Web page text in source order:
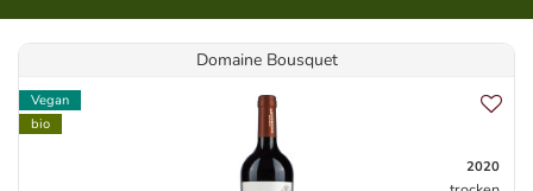
Domaine Bousquet
Vegan
bio
2020